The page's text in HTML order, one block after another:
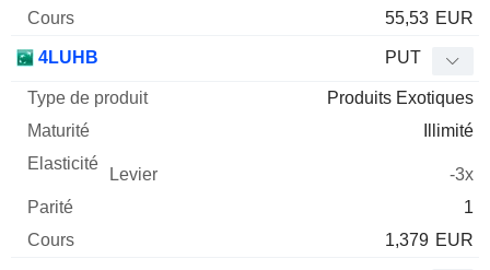
55,53 EUR
4LUHB PUT
Produits Exotiques
Illimité
-3x
1
1,379 EUR